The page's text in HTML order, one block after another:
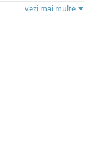
vezi mai multe